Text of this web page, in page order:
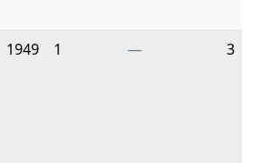
1949 1 — 3